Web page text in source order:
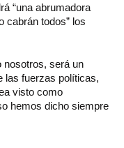
“una abrumadora
cabrán todos” los
nosotros, será un
las fuerzas políticas,
visto como
hemos dicho siempre